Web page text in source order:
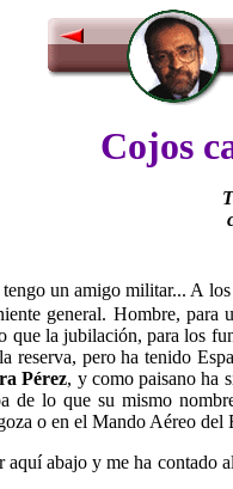
Cojos
un amigo militar... A
general. Hombre, para
que la jubilación, para los
reserva, pero ha tenido
Pérez, y como paisano ha
de lo que su mismo
o en el Mando Aéreo del
abajo y me ha contado